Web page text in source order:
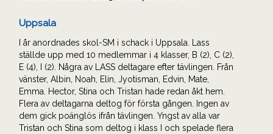
Uppsala
I år anordnades skol-SM i schack i Uppsala. Lass
ställde upp med 10 medlemmar i 4 klasser, B (2), C (2),
E (4), I (2). Några av LASS deltagare efter tävlingen. Från
vänster, Albin, Noah, Elin, Jyotisman, Edvin, Mate,
Emma. Hector, Stina och Tristan hade redan åkt hem.
Flera av deltagarna deltog för första gången. Ingen av
dem gick poänglös ifrån tävlingen. Yngst av alla var
Tristan och Stina som deltog i klass I och spelade flera